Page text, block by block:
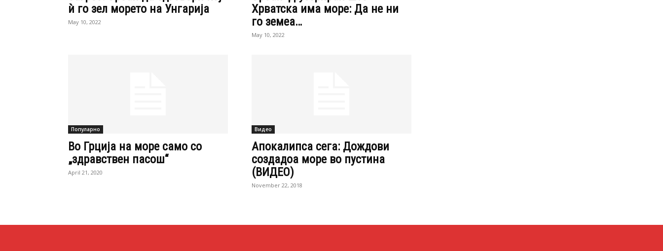
ѝ го зел морето на Унгарија
May 10, 2022
Хрватска има море: Да не ни
го земеа…
May 10, 2022
Популарно
Во Грција на море само со
„здравствен пасош“
April 21, 2020
Видео
Апокалипса сега: Дождови
создадоа море во пустина
(ВИДЕО)
November 22, 2018